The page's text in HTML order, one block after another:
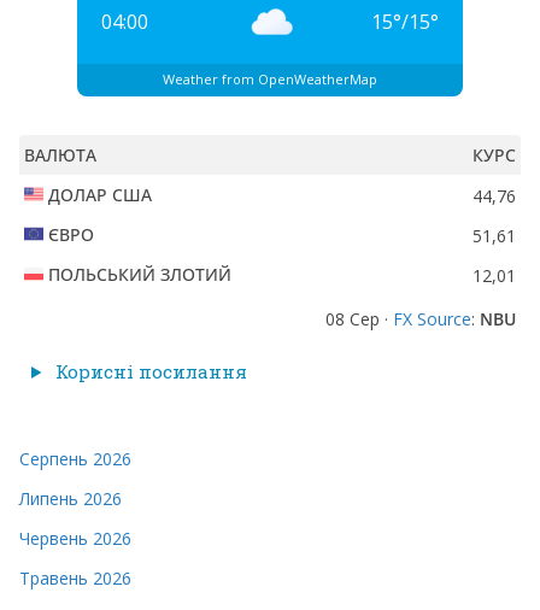
04:00 15°/15°
Weather from OpenWeatherMap
ВАЛЮТА
КУРС
ДОЛАР США
44,76
ЄВРО
51,61
ПОЛЬСЬКИЙ ЗЛОТИЙ
12,01
08 Сер · FX Source: NBU
Корисні посилання
Серпень 2026
Липень 2026
Червень 2026
Травень 2026